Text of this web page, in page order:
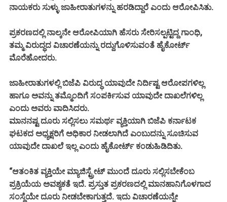
ನಾಯಕರು ಸುಳ್ಳು ಜಾಹೀರಾತುಗಳನ್ನು ಹರಡಿದ್ದಾರೆ ಎಂದು ಆರೋಪಿಸಿತು.
ಪ್ರಕರಣದಲ್ಲಿ ನಾಲ್ಕನೇ ಆರೋಪಿಯಾಗಿ ಹೆಸರು ಸೇರಿಸಲ್ಪಟ್ಟಿದ್ದ ಗಾಂಧಿ,
ತಮ್ಮ ವಿರುದ್ಧದ ವಿಚಾರಣೆಯನ್ನು ರದ್ದುಗೊಳಿಸುವಂತೆ ಹೈಕೋರ್ಟ್
ಮೊರೆಹೋದರು.
ಜಾಹೀರಾತುಗಳಲ್ಲಿ ಬಿಜೆಪಿ ವಿರುದ್ಧ ಯಾವುದೇ ನಿರ್ದಿಷ್ಟ ಆರೋಪಗಳಿಲ್ಲ
ಹಾಗೂ ಅವನ್ನು ತಮ್ಮೊಂದಿಗೆ ಸಂಪರ್ಕಿಸುವ ಯಾವುದೇ ದಾಖಲೆಗಳಿಲ್ಲ
ಎಂದು ಅವರು ವಾದಿಸಿದರು.
ಮಾನನಷ್ಟ ದೂರು ಸಲ್ಲಿಸಲು ಸಮರ್ಥ ವ್ಯಕ್ತಿಯಾಗಿ ಬಿಜೆಪಿ ಕರ್ನಾಟಕ
ಘಟಕದ ಅಧ್ಯಕ್ಷರಿಗೆ ಅಧಿಕಾರ ನೀಡಲಾಗಿದೆ ಎಂಬುದನ್ನು ಸೂಚಿಸುವ
ಯಾವುದೇ ದಾಖಲೆ ಇಲ್ಲ ಎಂದು ಹೈಕೋರ್ಟ್ ಕಂಡುಹಿಡಿದಿತು.
“ಆತಂಕಿತ ವ್ಯಕ್ತಿಯೇ ಮ್ಯಾಜಿಸ್ಟ್ರೇಟ್ ಮುಂದೆ ದೂರು ಸಲ್ಲಿಸಬೇಕೆಂಬ
ಪ್ರಕ್ರಿಯೆಯ ಅವಶ್ಯಕತೆ ಇದೆ. ಪ್ರಸ್ತುತ ಪ್ರಕರಣದಲ್ಲಿ ಮಾನಹಾನಿಗೊಳಗಾದ
ಸಂಸ್ಥೆಯೇ ದೂರು ನೀಡಬೇಕಾಗುತ್ತದೆ. ಇದು ವಿಚಾರಣೆಯನ್ನೇ